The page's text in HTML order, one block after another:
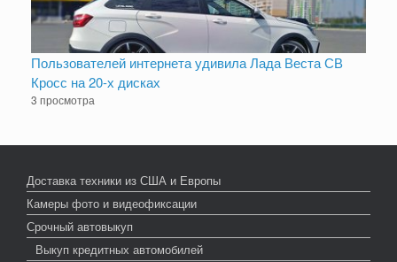
Пользователей интернета удивила Лада Веста СВ
Кросс на 20-х дисках
3 просмотра
Доставка техники из США и Европы
Камеры фото и видеофиксации
Срочный автовыкуп
Выкуп кредитных автомобилей